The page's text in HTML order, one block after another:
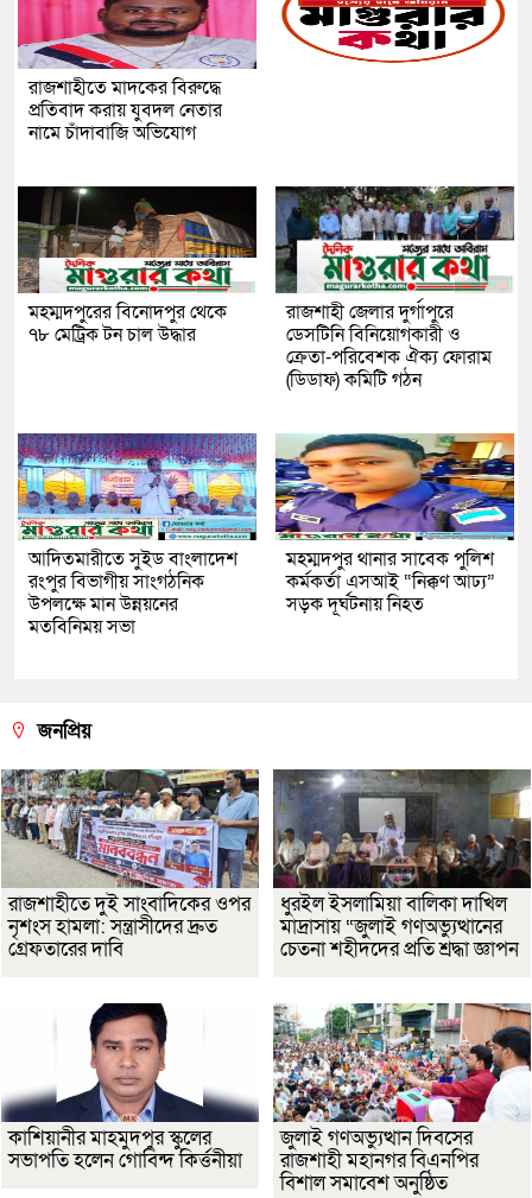
রাজশাহীতে মাদকের বিরুদ্ধে
প্রতিবাদ করায় যুবদল নেতার
নামে চাঁদাবাজি অভিযোগ
মহম্মদপুরের বিনোদপুর থেকে
৭৮ মেট্রিক টন চাল উদ্ধার
রাজশাহী জেলার দুর্গাপুরে
ডেসটিনি বিনিয়োগকারী ও
ক্রেতা-পরিবেশক ঐক্য ফোরাম
(ডিডাফ) কমিটি গঠন
আদিতমারীতে সুইড বাংলাদেশ
রংপুর বিভাগীয় সাংগঠনিক
উপলক্ষে মান উন্নয়নের
মতবিনিময় সভা
মহম্মদপুর থানার সাবেক পুলিশ
কর্মকর্তা এসআই “নিক্কণ আঢ্য”
সড়ক দূর্ঘটনায় নিহত
জনপ্রিয়
রাজশাহীতে দুই সাংবাদিকের ওপর
নৃশংস হামলা: সন্ত্রাসীদের দ্রুত
গ্রেফতারের দাবি
ধুরইল ইসলামিয়া বালিকা দাখিল
মাদ্রাসায় “জুলাই গণঅভ্যুত্থানের
চেতনা শহীদদের প্রতি শ্রদ্ধা জ্ঞাপন
কাশিয়ানীর মাহমুদপুর স্কুলের
সভাপতি হলেন গোবিন্দ কির্ত্তনীয়া
জুলাই গণঅভ্যুত্থান দিবসের
রাজশাহী মহানগর বিএনপির
বিশাল সমাবেশ অনুষ্ঠিত